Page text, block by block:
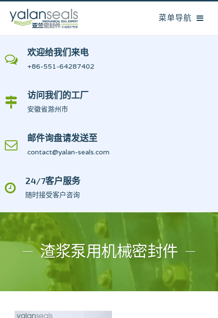
欢迎给我们来电
+86-551-64287402
访问我们的工厂
安徽省滁州市
邮件询盘请发送至
contact@yalan-seals.com
24/7客户服务
随时接受客户咨询
渣浆泵用机械密封件